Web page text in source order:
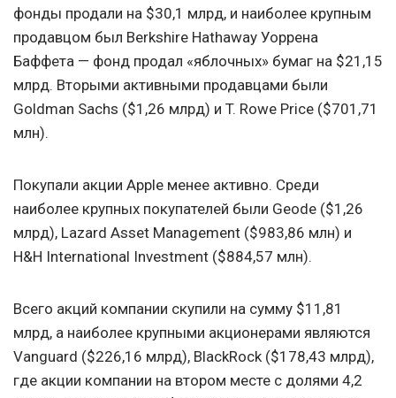
фонды продали на $30,1 млрд, и наиболее крупным
продавцом был Berkshire Hathaway Уоррена
Баффета — фонд продал «яблочных» бумаг на $21,15
млрд. Вторыми активными продавцами были
Goldman Sachs ($1,26 млрд) и T. Rowe Price ($701,71
млн).
Покупали акции Apple менее активно. Среди
наиболее крупных покупателей были Geode ($1,26
млрд), Lazard Asset Management ($983,86 млн) и
H&H International Investment ($884,57 млн).
Всего акций компании скупили на сумму $11,81
млрд, а наиболее крупными акционерами являются
Vanguard ($226,16 млрд), BlackRock ($178,43 млрд),
где акции компании на втором месте с долями 4,2